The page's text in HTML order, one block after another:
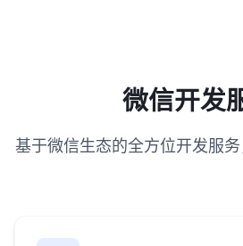
微信开发
基于微信生态的全方位开发服